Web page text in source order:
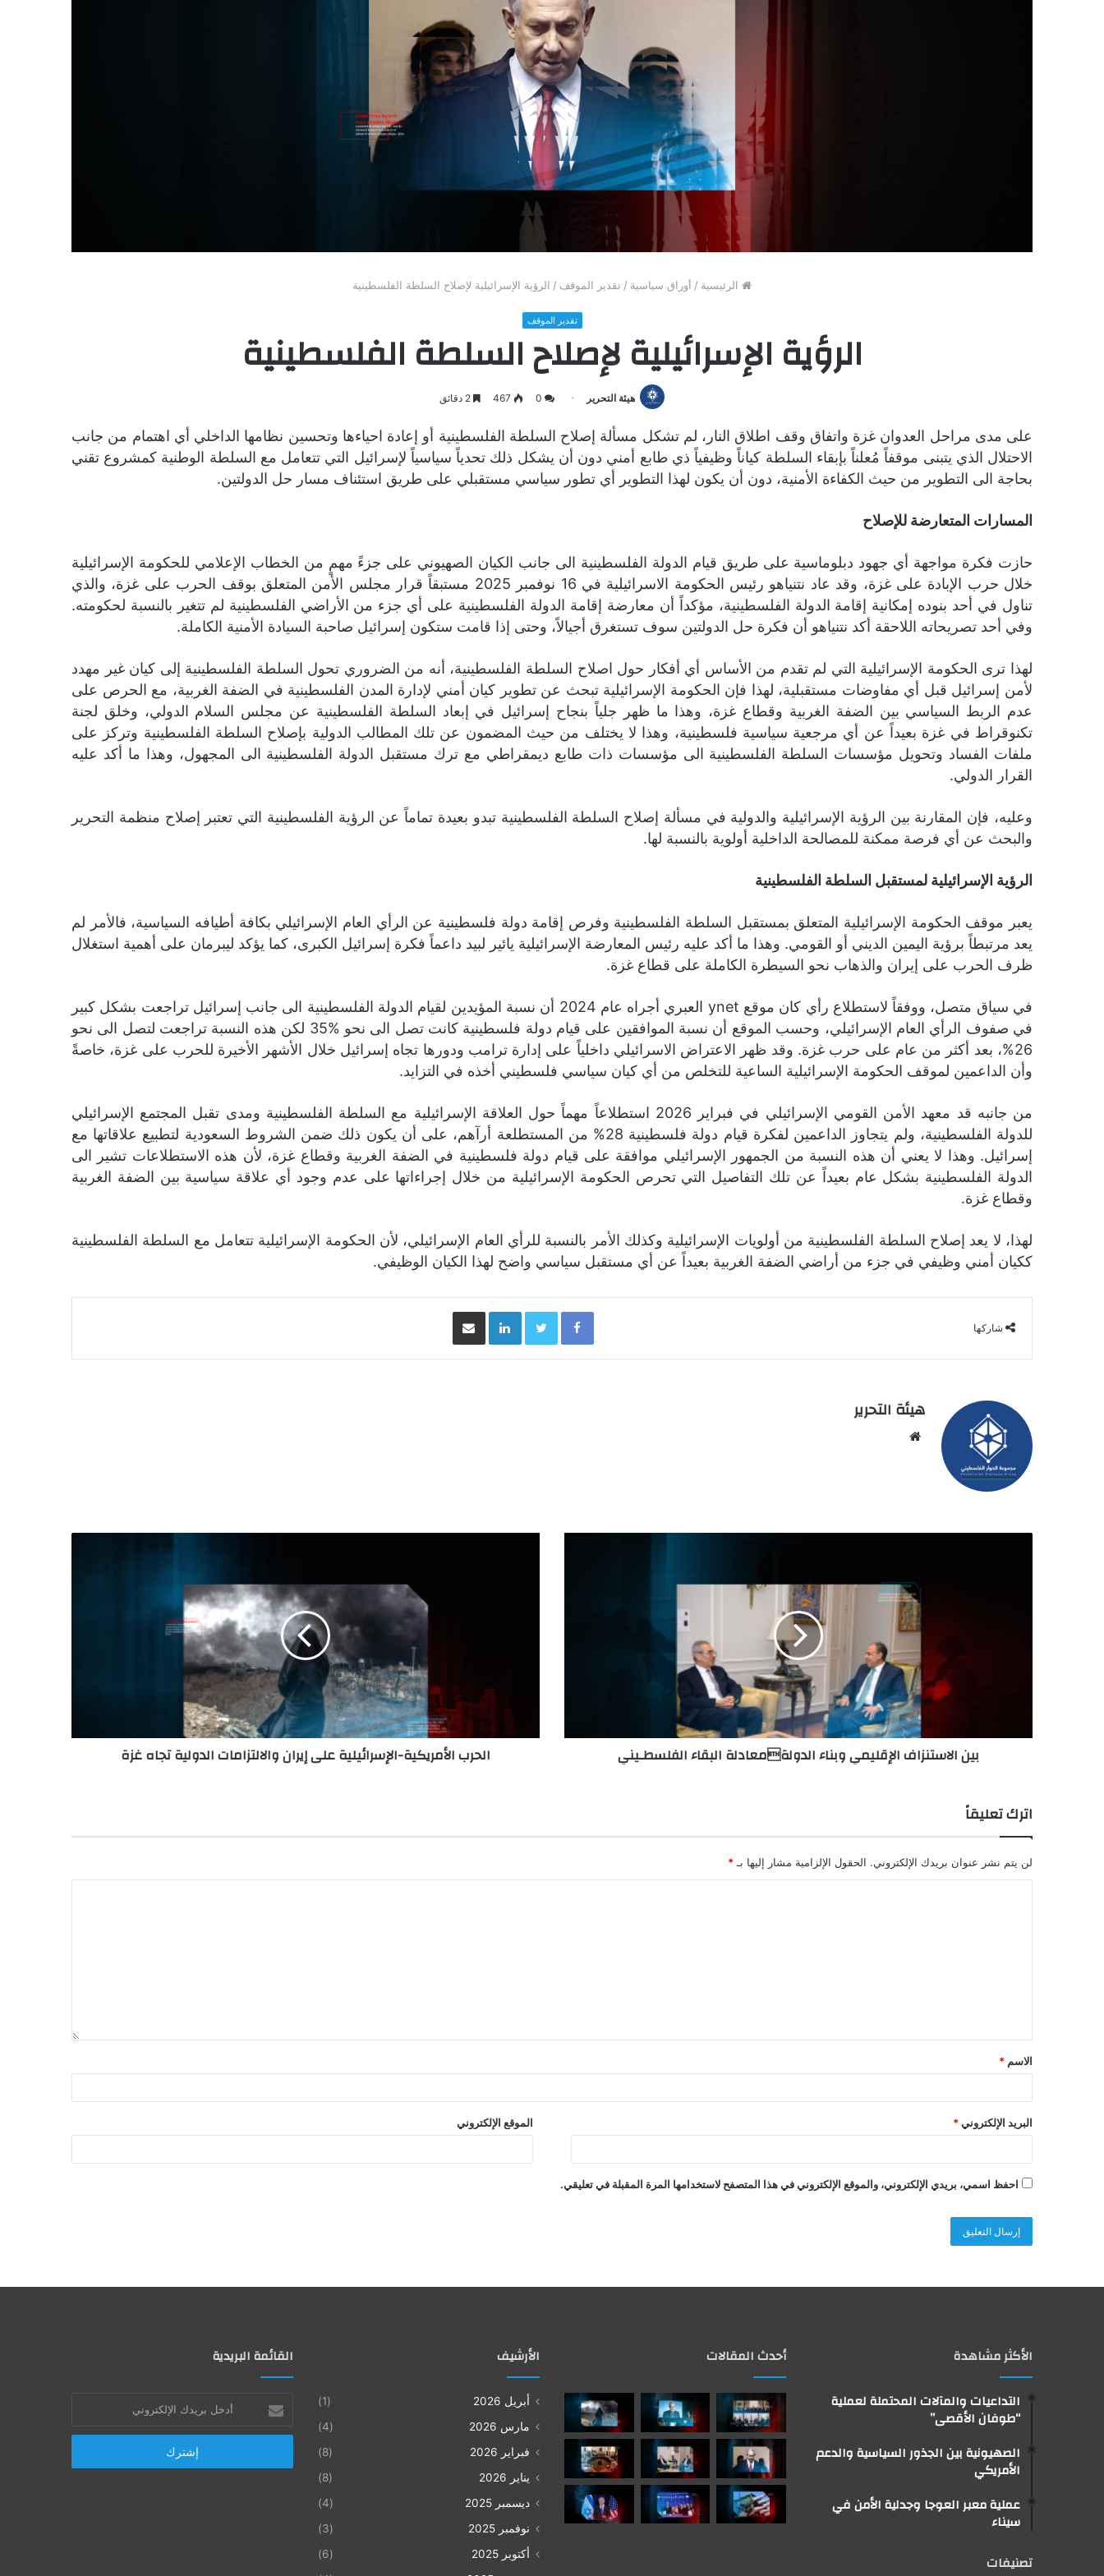
الرئيسية / أوراق سياسية / تقدير الموقف / الرؤية الإسرائيلية لإصلاح السلطة الفلسطينية
تقدير الموقف
الرؤية الإسرائيلية لإصلاح السلطة الفلسطينية
هيئة التحرير 0
467
على مدى مراحل العدوان غزة واتفاق وقف اطلاق النار، لم تشكل مسألة إصلاح السلطة الفلسطينية أو إعادة احياءها وتحسين نظامها الداخلي أي اهتمام من جانب
الاحتلال الذي يتبنى موقفاً مُعلناً بإبقاء السلطة كياناً وظيفياً ذي طابع أمني دون أن يشكل ذلك تحدياً سياسياً لإسرائيل التي تتعامل مع السلطة الوطنية كمشروع تقني
بحاجة الى التطوير من حيث الكفاءة الأمنية، دون أن يكون لهذا التطوير أي تطور سياسي مستقبلي على طريق استئناف مسار حل الدولتين.
المسارات المتعارضة للإصلاح
حازت فكرة مواجهة أي جهود دبلوماسية على طريق قيام الدولة الفلسطينية الى جانب الكيان الصهيوني على جزءً مهمٍ من الخطاب الإعلامي للحكومة الإسرائيلية
خلال حرب الإبادة على غزة، وقد عاد نتنياهو رئيس الحكومة الاسرائيلية في 16 نوفمبر 2025 مستبقاً قرار مجلس الأمن المتعلق بوقف الحرب على غزة، والذي
تناول في أحد بنوده إمكانية إقامة الدولة الفلسطينية، مؤكداً أن معارضة إقامة الدولة الفلسطينية على أي جزء من الأراضي الفلسطينية لم تتغير بالنسبة لحكومته.
وفي أحد تصريحاته اللاحقة أكد نتنياهو أن فكرة حل الدولتين سوف تستغرق أجيالاً، وحتى إذا قامت ستكون إسرائيل صاحبة السيادة الأمنية الكاملة.
لهذا ترى الحكومة الإسرائيلية التي لم تقدم من الأساس أي أفكار حول اصلاح السلطة الفلسطينية، أنه من الضروري تحول السلطة الفلسطينية إلى كيان غير مهدد
لأمن إسرائيل قبل أي مفاوضات مستقبلية، لهذا فإن الحكومة الإسرائيلية تبحث عن تطوير كيان أمني لإدارة المدن الفلسطينية في الضفة الغربية، مع الحرص على
عدم الربط السياسي بين الضفة الغربية وقطاع غزة، وهذا ما ظهر جلياً بنجاح إسرائيل في إبعاد السلطة الفلسطينية عن مجلس السلام الدولي، وخلق لجنة
تكنوقراط في غزة بعيداً عن أي مرجعية سياسية فلسطينية، وهذا لا يختلف من حيث المضمون عن تلك المطالب الدولية بإصلاح السلطة الفلسطينية وتركز على
ملفات الفساد وتحويل مؤسسات السلطة الفلسطينية الى مؤسسات ذات طابع ديمقراطي مع ترك مستقبل الدولة الفلسطينية الى المجهول، وهذا ما أكد عليه
القرار الدولي.
وعليه، فإن المقارنة بين الرؤية الإسرائيلية والدولية في مسألة إصلاح السلطة الفلسطينية تبدو بعيدة تماماً عن الرؤية الفلسطينية التي تعتبر إصلاح منظمة التحرير
والبحث عن أي فرصة ممكنة للمصالحة الداخلية أولوية بالنسبة لها.
الرؤية الإسرائيلية لمستقبل السلطة الفلسطينية
يعبر موقف الحكومة الإسرائيلية المتعلق بمستقبل السلطة الفلسطينية وفرص إقامة دولة فلسطينية عن الرأي العام الإسرائيلي بكافة أطيافه السياسية، فالأمر لم
يعد مرتبطاً برؤية اليمين الديني أو القومي. وهذا ما أكد عليه رئيس المعارضة الإسرائيلية يائير لبيد داعماً فكرة إسرائيل الكبرى، كما يؤكد ليبرمان على أهمية استغلال
ظرف الحرب على إيران والذهاب نحو السيطرة الكاملة على قطاع غزة.
في سياق متصل، ووفقاً لاستطلاع رأي كان موقع ynet العبري أجراه عام 2024 أن نسبة المؤيدين لقيام الدولة الفلسطينية الى جانب إسرائيل تراجعت بشكل كبير
في صفوف الرأي العام الإسرائيلي، وحسب الموقع أن نسبة الموافقين على قيام دولة فلسطينية كانت تصل الى نحو %35 لكن هذه النسبة تراجعت لتصل الى نحو
26%، بعد أكثر من عام على حرب غزة. وقد ظهر الاعتراض الاسرائيلي داخلياً على إدارة ترامب ودورها تجاه إسرائيل خلال الأشهر الأخيرة للحرب على غزة، خاصةً
وأن الداعمين لموقف الحكومة الإسرائيلية الساعية للتخلص من أي كيان سياسي فلسطيني أخذه في التزايد.
من جانبه قد معهد الأمن القومي الإسرائيلي في فبراير 2026 استطلاعاً مهماً حول العلاقة الإسرائيلية مع السلطة الفلسطينية ومدى تقبل المجتمع الإسرائيلي
للدولة الفلسطينية، ولم يتجاوز الداعمين لفكرة قيام دولة فلسطينية 28% من المستطلعة أرآهم، على أن يكون ذلك ضمن الشروط السعودية لتطبيع علاقاتها مع
إسرائيل. وهذا لا يعني أن هذه النسبة من الجمهور الإسرائيلي موافقة على قيام دولة فلسطينية في الضفة الغربية وقطاع غزة، لأن هذه الاستطلاعات تشير الى
الدولة الفلسطينية بشكل عام بعيداً عن تلك التفاصيل التي تحرص الحكومة الإسرائيلية من خلال إجراءاتها على عدم وجود أي علاقة سياسية بين الضفة الغربية
وقطاع غزة.
لهذا، لا يعد إصلاح السلطة الفلسطينية من أولويات الإسرائيلية وكذلك الأمر بالنسبة للرأي العام الإسرائيلي، لأن الحكومة الإسرائيلية تتعامل مع السلطة الفلسطينية
ككيان أمني وظيفي في جزء من أراضي الضفة الغربية بعيداً عن أي مستقبل سياسي واضح لهذا الكيان الوظيفي.
شاركها
Facebook
Twitter
LinkedInمشاركة عبر البريد
هيئة التحرير
بين الاستنزاف الإقليمي وبناء الدولةمعادلة البقاء الفلسطـيني الحرب الأمريكية-الإسرائيلية على إيران والالتزامات الدولية تجاه غزة
اترك تعليقاً
لن يتم نشر عنوان بريدك الإلكتروني. الحقول الإلزامية مشار إليها بـ *
الاسم *
البريد الإلكتروني * الموقع الإلكتروني
احفظ اسمي، بريدي الإلكتروني، والموقع الإلكتروني في هذا المتصفح لاستخدامها المرة المقبلة في تعليقي.
الأكثر مشاهدة
التداعيات والمآلات المحتملة لعملية
“طوفان الأقصى”
الصهيونية بين الجذور السياسية والدعم
الأمريكي
عملية معبر العوجا وجدلية الأمن في
سيناء
تصنيفات
أحدث المقالات الأرشيف
أبريل 2026
(1)
مارس 2026
(4)
فبراير 2026
(8)
يناير 2026
(8)
ديسمبر 2025
(4)
نوفمبر 2025
(3)
أكتوبر 2025
(6)
القائمة البريدية
بريدك
الإلكتروني